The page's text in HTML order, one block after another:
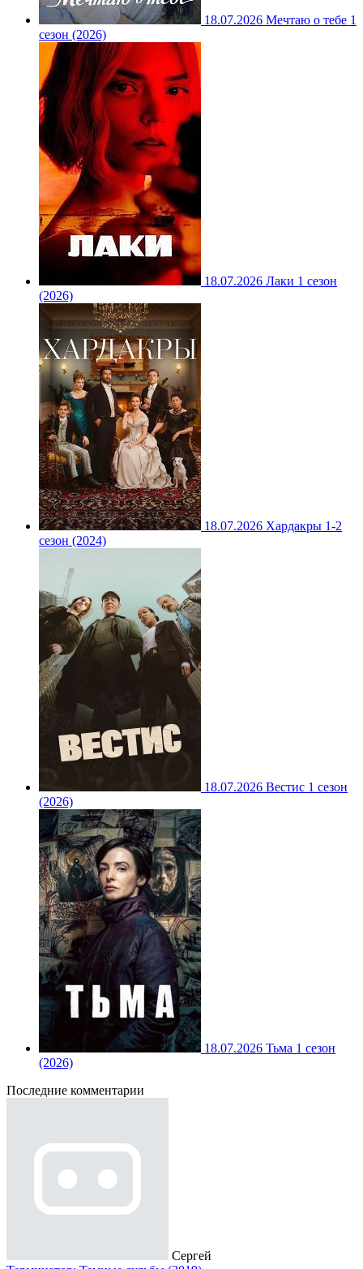
18.07.2026 Мечтаю о тебе 1
сезон (2026)
18.07.2026 Лаки 1 сезон
(2026)
18.07.2026 Хардакры 1-2
сезон (2024)
18.07.2026 Вестис 1 сезон
(2026)
18.07.2026 Тьма 1 сезон
(2026)
Последние комментарии
Сергей